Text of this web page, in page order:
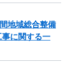
地域総合整備
に関する一